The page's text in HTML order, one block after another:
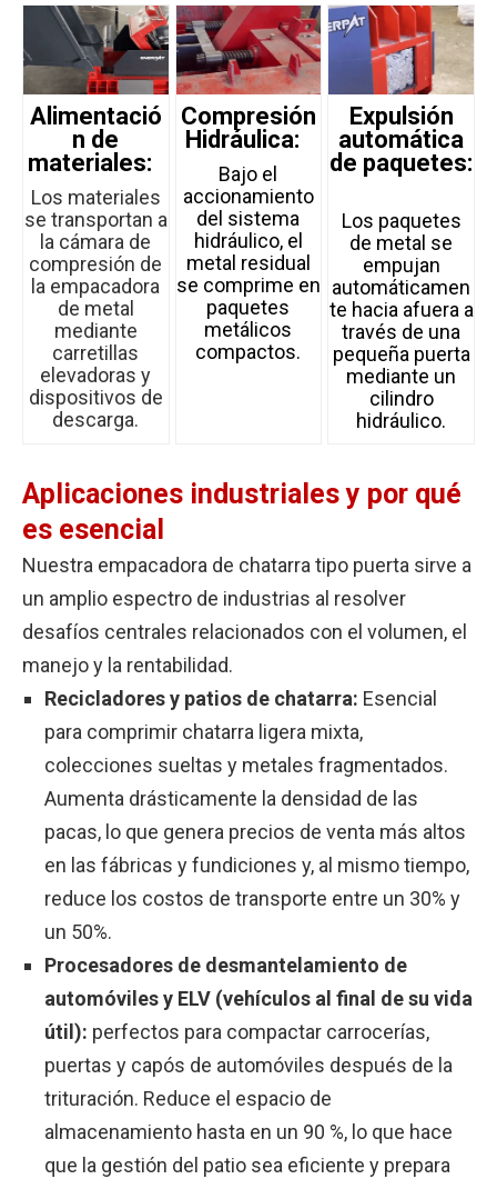
Alimentació
n de
materiales:
Los materiales
se transportan a
la cámara de
compresión de
la empacadora
de metal
mediante
carretillas
elevadoras y
dispositivos de
descarga.
Compresión
Hidráulica:
Bajo el
accionamiento
del sistema
hidráulico, el
metal residual
se comprime en
paquetes
metálicos
compactos.
Expulsión
automática
de paquetes:
Los paquetes
de metal se
empujan
automáticamen
te hacia afuera a
través de una
pequeña puerta
mediante un
cilindro
hidráulico.
Aplicaciones industriales y por qué
es esencial
Nuestra empacadora de chatarra tipo puerta sirve a
un amplio espectro de industrias al resolver
desafíos centrales relacionados con el volumen, el
manejo y la rentabilidad.
Recicladores y patios de chatarra: Esencial
para comprimir chatarra ligera mixta,
colecciones sueltas y metales fragmentados.
Aumenta drásticamente la densidad de las
pacas, lo que genera precios de venta más altos
en las fábricas y fundiciones y, al mismo tiempo,
reduce los costos de transporte entre un 30% y
un 50%.
Procesadores de desmantelamiento de
automóviles y ELV (vehículos al final de su vida
útil): perfectos para compactar carrocerías,
puertas y capós de automóviles después de la
trituración. Reduce el espacio de
almacenamiento hasta en un 90 %, lo que hace
que la gestión del patio sea eficiente y prepara